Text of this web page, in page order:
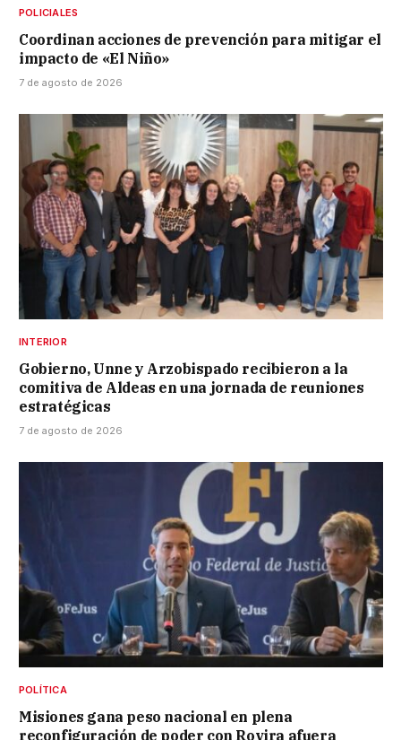
POLICIALES
Coordinan acciones de prevención para mitigar el
impacto de «El Niño»
7 de agosto de 2026
INTERIOR
Gobierno, Unne y Arzobispado recibieron a la
comitiva de Aldeas en una jornada de reuniones
estratégicas
7 de agosto de 2026
POLÍTICA
Misiones gana peso nacional en plena
reconfiguración de poder con Rovira afuera